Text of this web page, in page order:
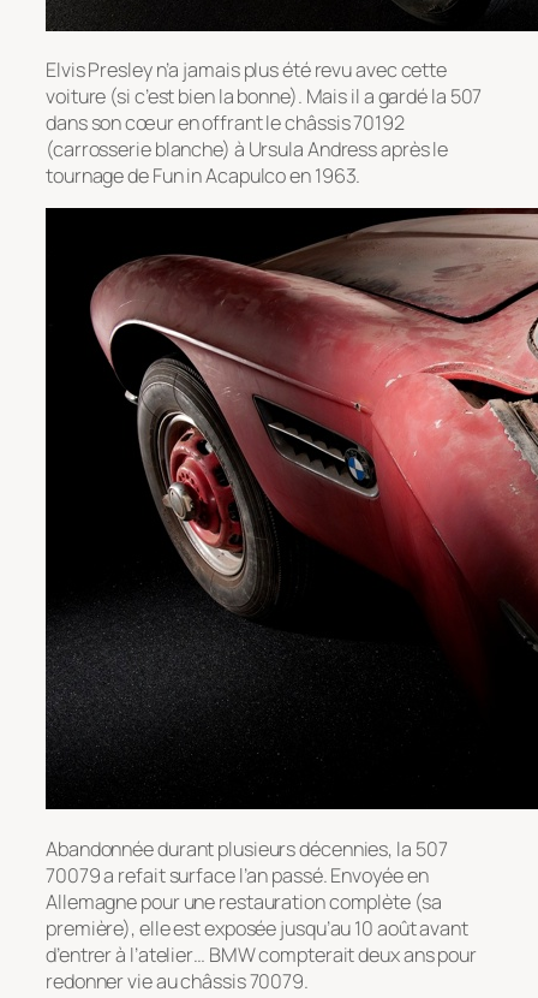
Elvis Presley n’a jamais plus été revu avec cette
voiture (si c’est bien la bonne). Mais il a gardé la 507
dans son cœur en offrant le châssis 70192
(carrosserie blanche) à Ursula Andress après le
tournage de Fun in Acapulco en 1963.
Abandonnée durant plusieurs décennies, la 507
70079 a refait surface l’an passé. Envoyée en
Allemagne pour une restauration complète (sa
première), elle est exposée jusqu’au 10 août avant
d’entrer à l’atelier… BMW compterait deux ans pour
redonner vie au châssis 70079.